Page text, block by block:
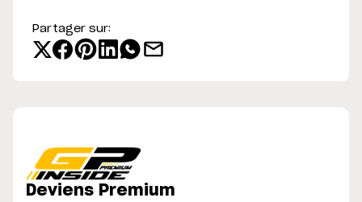
Partager sur:
Deviens Premium